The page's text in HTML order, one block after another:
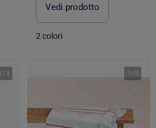
Vedi prodotto
2 colori
/ 3 1 / 5